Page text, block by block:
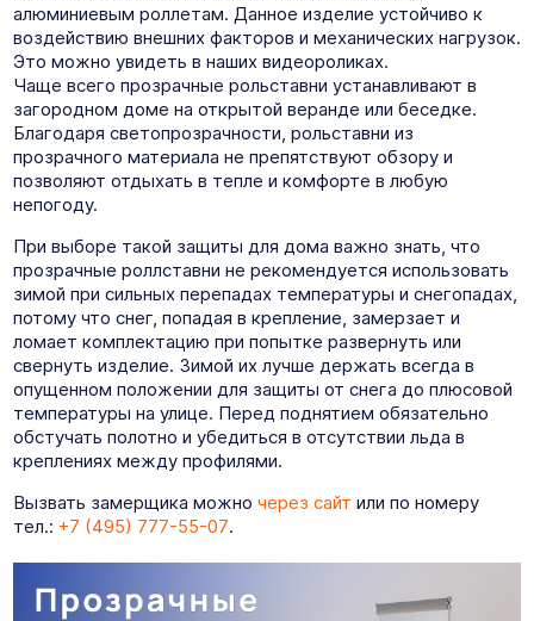
алюминиевым роллетам. Данное изделие устойчиво к
воздействию внешних факторов и механических нагрузок.
Это можно увидеть в наших видеороликах.
Чаще всего прозрачные рольставни устанавливают в
загородном доме на открытой веранде или беседке.
Благодаря светопрозрачности, рольставни из
прозрачного материала не препятствуют обзору и
позволяют отдыхать в тепле и комфорте в любую
непогоду.
При выборе такой защиты для дома важно знать, что
прозрачные роллставни не рекомендуется использовать
зимой при сильных перепадах температуры и снегопадах,
потому что снег, попадая в крепление, замерзает и
ломает комплектацию при попытке развернуть или
свернуть изделие. Зимой их лучше держать всегда в
опущенном положении для защиты от снега до плюсовой
температуры на улице. Перед поднятием обязательно
обстучать полотно и убедиться в отсутствии льда в
креплениях между профилями.
Вызвать замерщика можно через сайт или по номеру
тел.: +7 (495) 777-55-07.